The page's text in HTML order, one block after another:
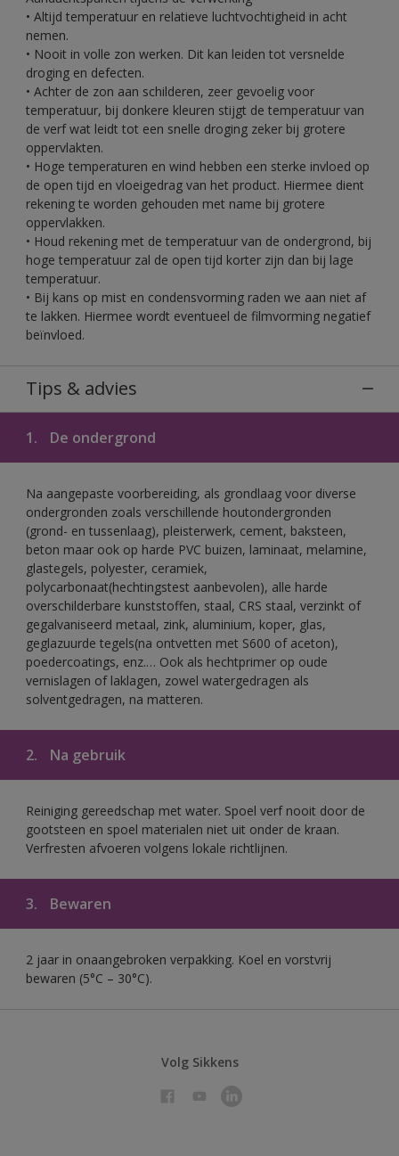
• Altijd temperatuur en relatieve luchtvochtigheid in acht
nemen.
• Nooit in volle zon werken. Dit kan leiden tot versnelde
droging en defecten.
• Achter de zon aan schilderen, zeer gevoelig voor
temperatuur, bij donkere kleuren stijgt de temperatuur van
de verf wat leidt tot een snelle droging zeker bij grotere
oppervlakten.
• Hoge temperaturen en wind hebben een sterke invloed op
de open tijd en vloeigedrag van het product. Hiermee dient
rekening te worden gehouden met name bij grotere
oppervlakken.
• Houd rekening met de temperatuur van de ondergrond, bij
hoge temperatuur zal de open tijd korter zijn dan bij lage
temperatuur.
• Bij kans op mist en condensvorming raden we aan niet af
te lakken. Hiermee wordt eventueel de filmvorming negatief
beïnvloed.
Tips & advies
1. De ondergrond
Na aangepaste voorbereiding, als grondlaag voor diverse
ondergronden zoals verschillende houtondergronden
(grond- en tussenlaag), pleisterwerk, cement, baksteen,
beton maar ook op harde PVC buizen, laminaat, melamine,
glastegels, polyester, ceramiek,
polycarbonaat(hechtingstest aanbevolen), alle harde
overschilderbare kunststoffen, staal, CRS staal, verzinkt of
gegalvaniseerd metaal, zink, aluminium, koper, glas,
geglazuurde tegels(na ontvetten met S600 of aceton),
poedercoatings, enz.… Ook als hechtprimer op oude
vernislagen of laklagen, zowel watergedragen als
solventgedragen, na matteren.
2. Na gebruik
Reiniging gereedschap met water. Spoel verf nooit door de
gootsteen en spoel materialen niet uit onder de kraan.
Verfresten afvoeren volgens lokale richtlijnen.
3. Bewaren
2 jaar in onaangebroken verpakking. Koel en vorstvrij
bewaren (5°C – 30°C).
Volg Sikkens